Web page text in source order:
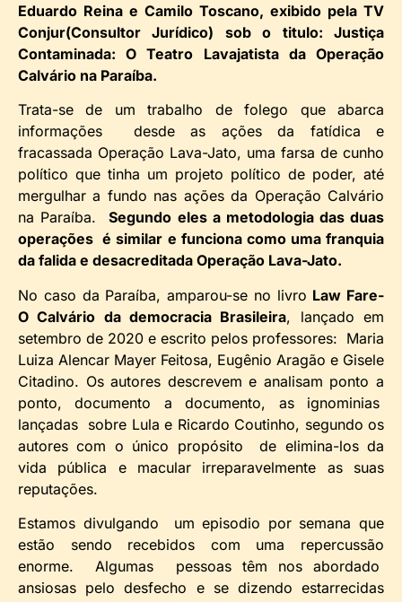
Eduardo Reina e Camilo Toscano, exibido pela TV
Conjur(Consultor Jurídico) sob o titulo: Justiça
Contaminada: O Teatro Lavajatista da Operação
Calvário na Paraíba.
Trata-se de um trabalho de folego que abarca
informações desde as ações da fatídica e
fracassada Operação Lava-Jato, uma farsa de cunho
político que tinha um projeto político de poder, até
mergulhar a fundo nas ações da Operação Calvário
na Paraíba.Segundo eles a metodologia das duas
operações é similar e funciona como uma franquia
da falida e desacreditada Operação Lava-Jato.
No caso da Paraíba, amparou-se no livro Law Fare-
O Calvário da democracia Brasileira, lançado em
setembro de 2020 e escrito pelos professores: Maria
Luiza Alencar Mayer Feitosa, Eugênio Aragão e Gisele
Citadino. Os autores descrevem e analisam ponto a
ponto, documento a documento, as ignominias
lançadas sobre Lula e Ricardo Coutinho, segundo os
autores com o único propósito de elimina-los da
vida pública e macular irreparavelmente as suas
reputações.
Estamos divulgando um episodio por semana que
estão sendo recebidos com uma repercussão
enorme. Algumas pessoas têm nos abordado
ansiosas pelo desfecho e se dizendo estarrecidas